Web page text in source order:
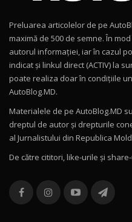
Mercedes-
Drive
16:27
11
Noul Volvo
12
Noul MG HS
16:48
13
combină
36:08
Preluarea articolelor de pe
maximă de 500 de semne. În
autorul informației, iar în cazul
indicat și linkul direct (ACTIV) la
poate realiza doar în condițiile
AutoBlog.MD.
Materialele de pe AutoBlog.MD
dreptul de autor și drepturile
al Jurnalistului din Republica
De către cititori, like-urile şi